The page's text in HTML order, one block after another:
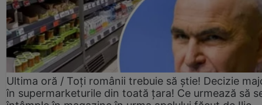
Ultima oră / Toți românii trebuie să știe! Decizie
în supermarketurile din toată țara! Ce urmează să